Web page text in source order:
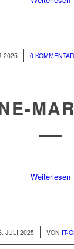
2025 0 /
Weiterlesen
JULI 2025 VON IT-